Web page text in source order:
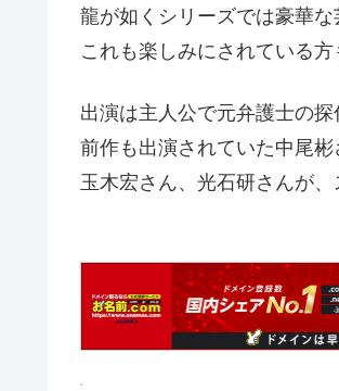
龍が如くシリーズでは豪華な
これも楽しみにされている
出演は主人公で元弁護士の
前作も出演されていた中尾彬
玉木宏さん、光石研さんが